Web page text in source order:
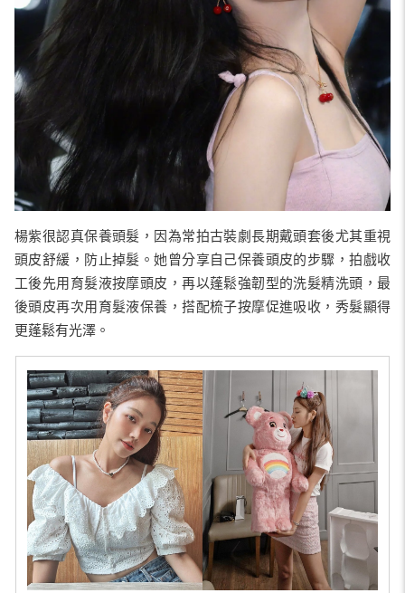
楊紫很認真保養頭髮，因為常拍古裝劇長期戴頭套後尤其重視
頭皮舒緩，防止掉髮。她曾分享自己保養頭皮的步驟，拍戲收
工後先用育髮液按摩頭皮，再以蓬鬆強韌型的洗髮精洗頭，最
後頭皮再次用育髮液保養，搭配梳子按摩促進吸收，秀髮顯得
更蓬鬆有光澤。